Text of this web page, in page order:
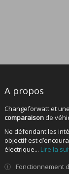
A propos
Changeforwatt et
comparaisonde
Ne défendant les
objectif est
électrique... Lire la
Fonctionnement